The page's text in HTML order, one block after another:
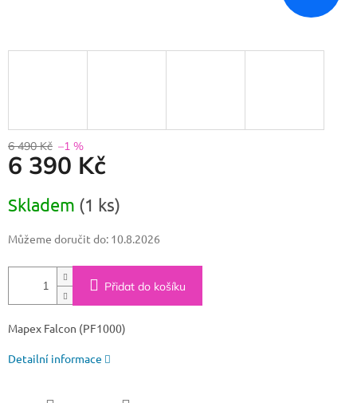
6 490 Kč –1 %
6 390 Kč
cena:
Skladem (1 ks)
Můžeme doručit do: 10.8.2026
Přidat do košíku
Mapex Falcon (PF1000)
Detailní informace